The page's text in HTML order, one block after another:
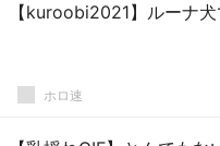
【kuroobi2021】ルーナ
ホロ速